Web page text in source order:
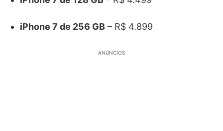
iPhone 7 de 256 GB – R$ 4.899
ANÚNCIOS